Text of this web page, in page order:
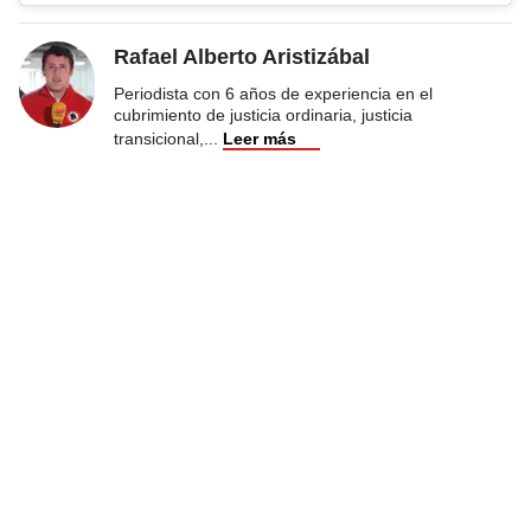
Rafael Alberto Aristizábal
Periodista con 6 años de experiencia en el
cubrimiento de justicia ordinaria, justicia
transicional,
Leer más